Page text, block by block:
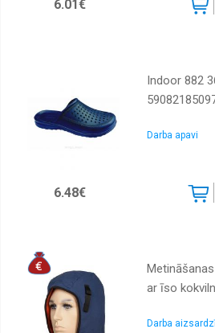
6.01€
Indoor 882
Darba apavi
6.48€
ar īso
Darba